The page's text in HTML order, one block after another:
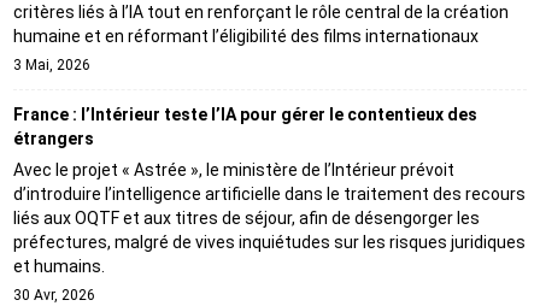
critères liés à l’IA tout en renforçant le rôle central de la création
humaine et en réformant l’éligibilité des films internationaux
3 Mai, 2026
France : l’Intérieur teste l’IA pour gérer le contentieux des
étrangers
Avec le projet « Astrée », le ministère de l’Intérieur prévoit
d’introduire l’intelligence artificielle dans le traitement des recours
liés aux OQTF et aux titres de séjour, afin de désengorger les
préfectures, malgré de vives inquiétudes sur les risques juridiques
et humains.
30 Avr, 2026